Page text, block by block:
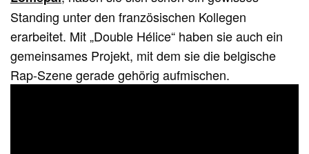
Standing unter den französischen Kollegen
erarbeitet. Mit „Double Hélice“ haben sie auch ein
gemeinsames Projekt, mit dem sie die belgische
Rap-Szene gerade gehörig aufmischen.